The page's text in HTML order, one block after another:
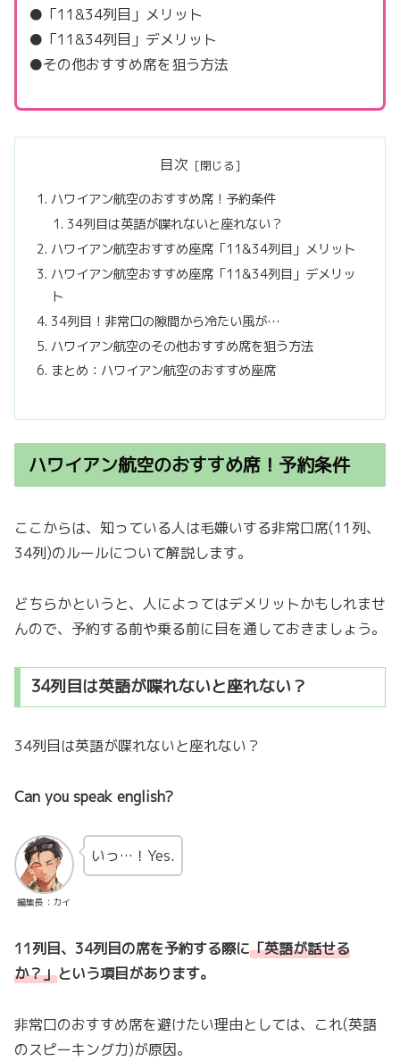
●「11&34列目」メリット
●「11&34列目」デメリット
●その他おすすめ席を狙う方法
目次
ハワイアン航空のおすすめ席！予約条件
34列目は英語が喋れないと座れない？
ハワイアン航空おすすめ座席「11&34列目」メリット
ハワイアン航空おすすめ座席「11&34列目」デメリッ
ト
34列目！非常口の隙間から冷たい風が…
ハワイアン航空のその他おすすめ席を狙う方法
まとめ：ハワイアン航空のおすすめ座席
ハワイアン航空のおすすめ席！予約条件
ここからは、知っている人は毛嫌いする非常口席(11列、
34列)のルールについて解説します。
どちらかというと、人によってはデメリットかもしれませ
んので、予約する前や乗る前に目を通しておきましょう。
34列目は英語が喋れないと座れない？
34列目は英語が喋れないと座れない？
Can you speak english?
編集長：カイ
いっ…！Yes.
11列目、34列目の席を予約する際に「英語が話せる
か？」という項目があります。
非常口のおすすめ席を避けたい理由としては、これ(英語
のスピーキング力)が原因。